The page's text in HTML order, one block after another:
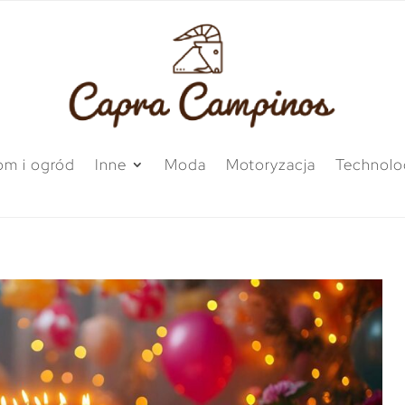
i ogród Inne Moda Motoryzacja